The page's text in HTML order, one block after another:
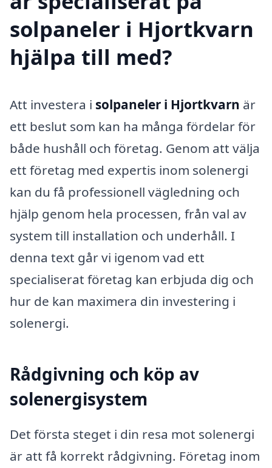
solpaneler i Hjortkvarn
hjälpa till med?
Att investera i solpaneler i Hjortkvarn är
ett beslut som kan ha många fördelar för
både hushåll och företag. Genom att välja
ett företag med expertis inom solenergi
kan du få professionell vägledning och
hjälp genom hela processen, från val av
system till installation och underhåll. I
denna text går vi igenom vad ett
specialiserat företag kan erbjuda dig och
hur de kan maximera din investering i
solenergi.
Rådgivning och köp av
solenergisystem
Det första steget i din resa mot solenergi
är att få korrekt rådgivning. Företag inom